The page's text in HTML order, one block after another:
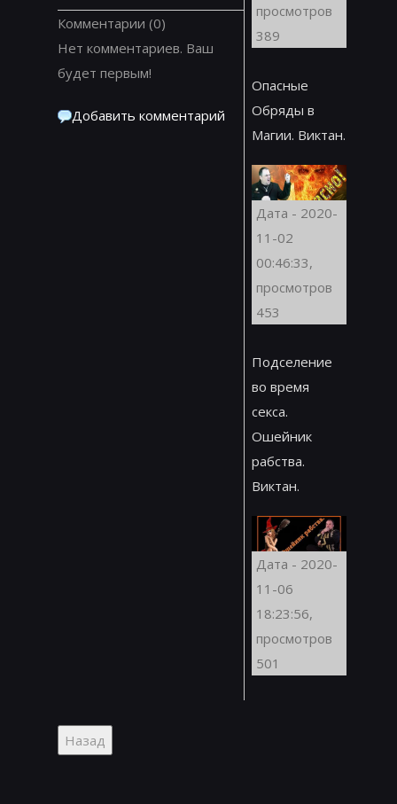
Комментарии (0)
Нет комментариев. Ваш
будет первым!
Добавить комментарий
просмотров
389
Опасные
Обряды в
Магии. Виктан.
Дата - 2020-
11-02
00:46:33,
просмотров
453
Подселение
во время
секса.
Ошейник
рабства.
Виктан.
Дата - 2020-
11-06
18:23:56,
просмотров
501